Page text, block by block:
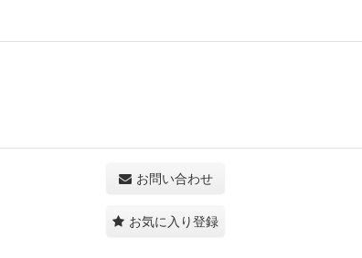
お問い合わせ
お気に入り登録